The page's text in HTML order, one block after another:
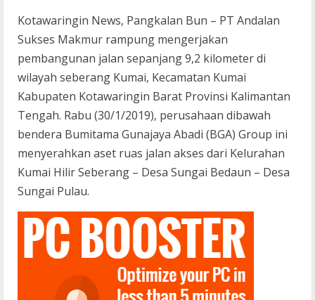
Kotawaringin News, Pangkalan Bun – PT Andalan
Sukses Makmur rampung mengerjakan
pembangunan jalan sepanjang 9,2 kilometer di
wilayah seberang Kumai, Kecamatan Kumai
Kabupaten Kotawaringin Barat Provinsi Kalimantan
Tengah. Rabu (30/1/2019), perusahaan dibawah
bendera Bumitama Gunajaya Abadi (BGA) Group ini
menyerahkan aset ruas jalan akses dari Kelurahan
Kumai Hilir Seberang – Desa Sungai Bedaun – Desa
Sungai Pulau.